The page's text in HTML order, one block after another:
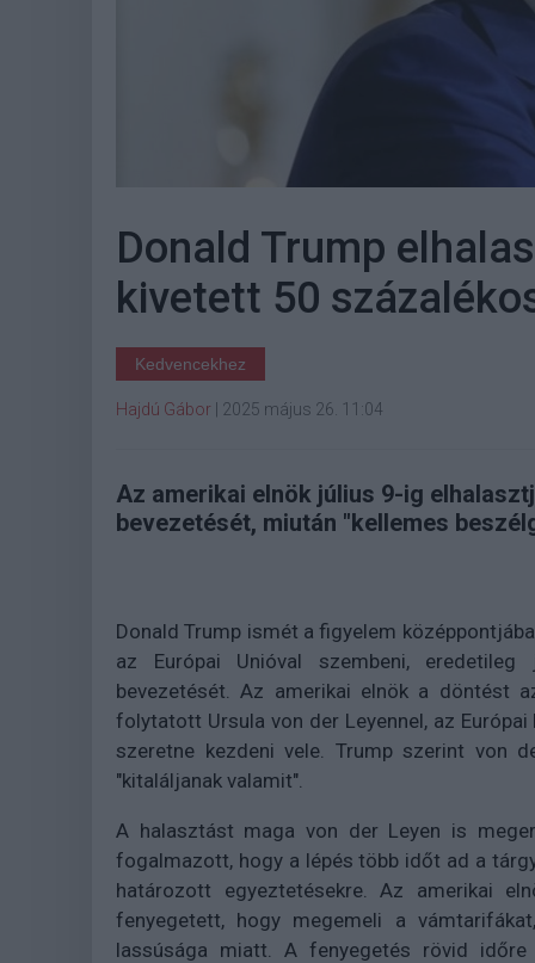
Donald Trump
kivetett 50
Kedvencekhez
Hajdú Gábor 2025 május 26. 11:04
Az amerikai elnök július 9-ig
bevezetését, miután "kellemes
Donald Trump ismét a figyelem
az Európai Unióval szembeni,
bevezetését. Az amerikai elnök a döntést
folytatott Ursula von der Leyennel, az
szeretne kezdeni vele. Trump szerint von
"kitaláljanak valamit".
A halasztást maga von der Leyen is
fogalmazott, hogy a lépés több időt ad a
határozott egyeztetésekre. Az amerikai
fenyegetett, hogy megemeli a
lassúsága miatt. A fenyegetés rövid